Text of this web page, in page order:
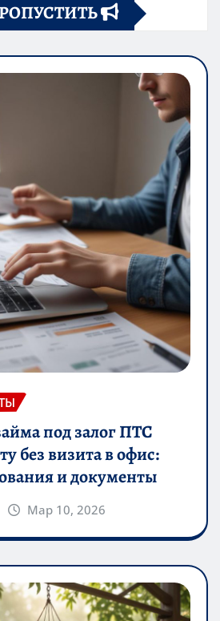
под залог ПТС
без визита в офис:
и документы
Мар 10, 2026